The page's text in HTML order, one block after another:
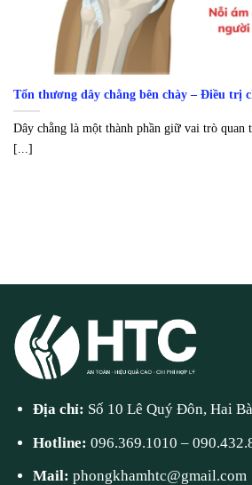
Tổn thương dây chằng bên chày – Điều trị
Dây chằng là một thành phần giữ vai trò quan
[...]
Địa chỉ: Số 10 Lê Quý Đôn, Hai
Hotline:096.369.1010 –
Mail:phongkhamhtc@gmail.com